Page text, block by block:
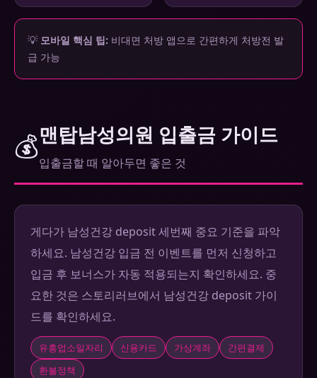
💡 모바일 핵심 팁: 비대면 처방 앱으로 간편하게 처방전 발
급 가능
💰맨탑남성의원 입출금 가이드
입출금할 때 알아두면 좋은 것
게다가 남성건강 deposit 세번째 중요 기준을 파악
하세요. 남성건강 입금 전 이벤트를 먼저 신청하고
입금 후 보너스가 자동 적용되는지 확인하세요. 중
요한 것은 스토리러브에서 남성건강 deposit 가이
드를 확인하세요.
유흥업소일자리 신용카드 가상계좌
간편결제
환불정책